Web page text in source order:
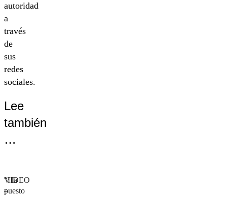
autoridad
a
través
de
sus
redes
sociales.
Lee
también
…
“Ha
puesto
VIDEO
–